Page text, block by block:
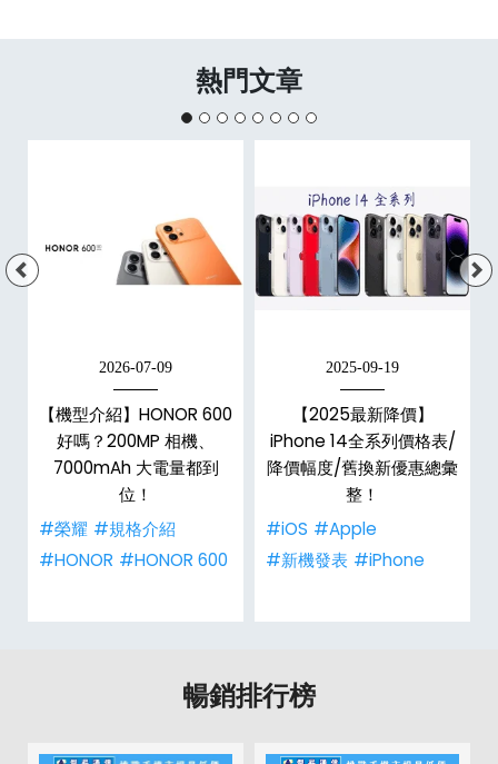
熱門文章
2026-07-09
【機型介紹】HONOR 600
好嗎？200MP 相機、
7000mAh 大電量都到
位！
#榮耀 #規格介紹
#HONOR #HONOR 600
2025-09-19
【2025最新降價】
iPhone 14全系列價格表/
降價幅度/舊換新優惠總彙
整！
#iOS #Apple
#新機發表 #iPhone
暢銷排行榜